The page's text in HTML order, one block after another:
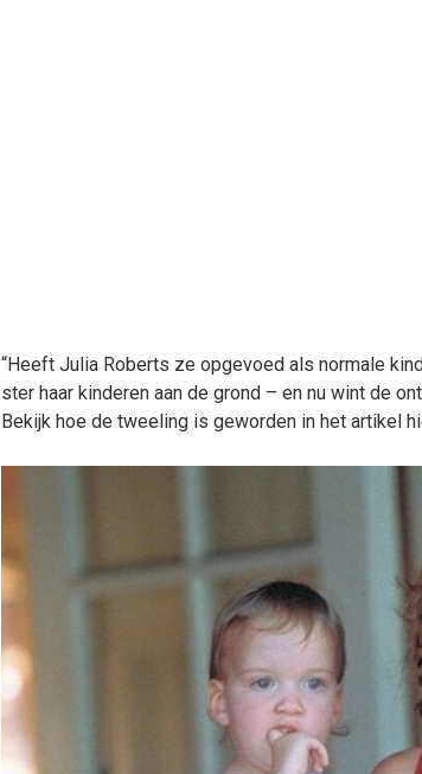
“Heeft Julia Roberts ze opgevoed als normale
ster haar kinderen aan de grond – en nu wint de
Bekijk hoe de tweeling is geworden in het artikel